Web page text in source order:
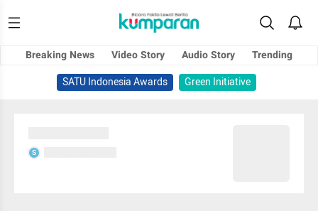
Breaking News Video Story Audio Story
Trending
SATU Indonesia Awards
Green Initiative
S